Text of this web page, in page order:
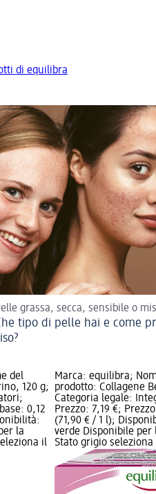
di equilibra
grassa, secca, sensibile o
tipo di pelle hai e come
del
120 g;
0,12
la
il
Marca: equilibra;
prodotto: Collagene
Categoria legale:
Prezzo: 7,19 €;
(71,90 € / 1 l);
verde Disponibile per
Stato grigio